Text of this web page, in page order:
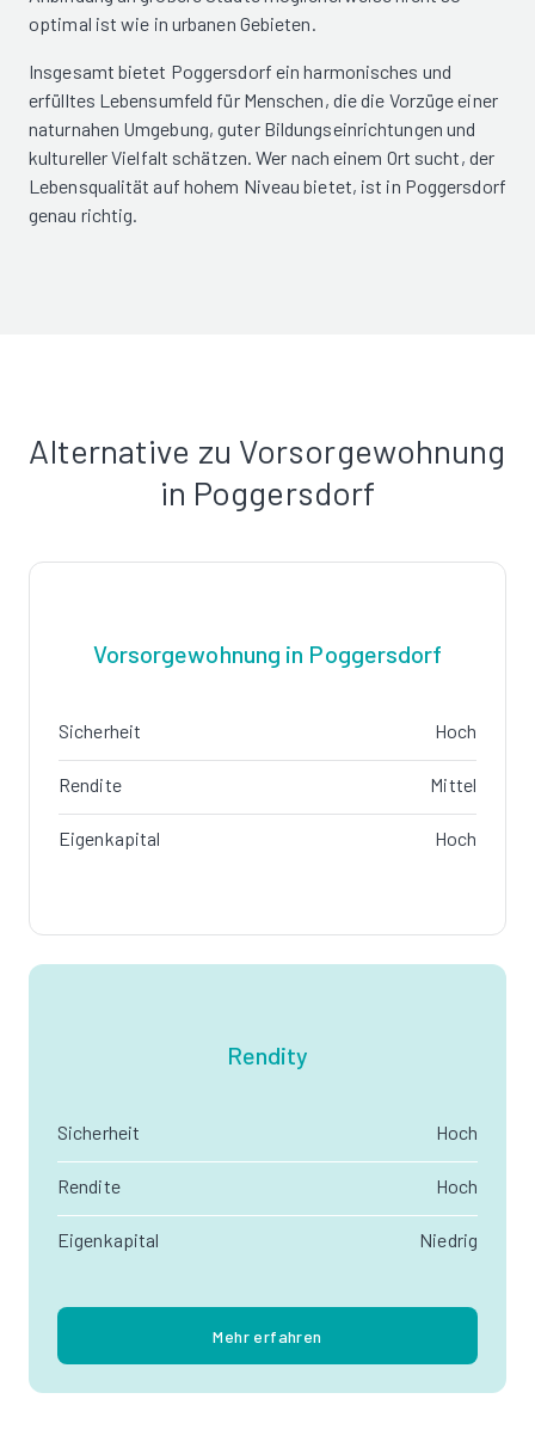
optimal ist wie in urbanen Gebieten.
Insgesamt bietet Poggersdorf ein harmonisches und
erfülltes Lebensumfeld für Menschen, die die Vorzüge einer
naturnahen Umgebung, guter Bildungseinrichtungen und
kultureller Vielfalt schätzen. Wer nach einem Ort sucht, der
Lebensqualität auf hohem Niveau bietet, ist in Poggersdorf
genau richtig.
Alternative zu Vorsorgewohnung
in Poggersdorf
Vorsorgewohnung in Poggersdorf
Sicherheit Hoch
Rendite Mittel
Eigenkapital Hoch
Rendity
Sicherheit Hoch
Rendite Hoch
Eigenkapital Niedrig
Mehr erfahren